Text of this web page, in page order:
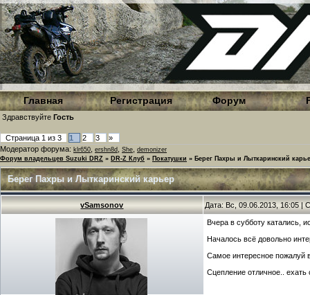
Главная Регистрация Форум
Здравствуйте Гость
Страница 1 из 3 1 2 3
»
Модератор форума: klr650 ershn8d She demonizer
Форум владельцев Suzuki DRZ » DR-Z Клуб » Покатушки » Берег Пахры и Лыткаринский
Берег Пахры и Лыткаринский карьер
vSamsonov Дата: Вс, 09.06.2013, 16:05 |
Вчера в субботу катались,
Началось всё довольно
Самое интересное пожалуй
Сцепление отличное..